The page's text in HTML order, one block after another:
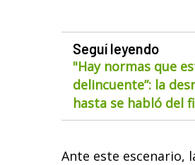
Seguí leyendo
"Hay normas que
delincuente”: la
hasta se habló del
Ante este escenario,